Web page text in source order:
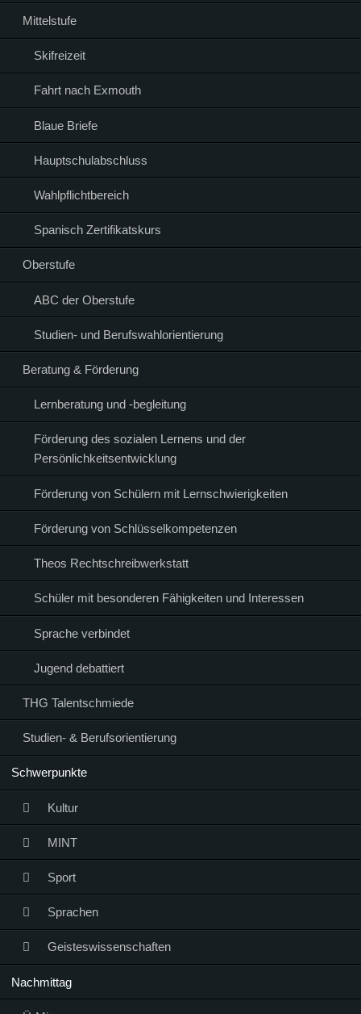
Mittelstufe
Skifreizeit
Fahrt nach Exmouth
Blaue Briefe
Hauptschulabschluss
Wahlpflichtbereich
Spanisch Zertifikatskurs
Oberstufe
ABC der Oberstufe
Studien- und Berufswahlorientierung
Beratung & Förderung
Lernberatung und -begleitung
Förderung des sozialen Lernens und der
Persönlichkeitsentwicklung
Förderung von Schülern mit Lernschwierigkeiten
Förderung von Schlüsselkompetenzen
Theos Rechtschreibwerkstatt
Schüler mit besonderen Fähigkeiten und Interessen
Sprache verbindet
Jugend debattiert
THG Talentschmiede
Studien- & Berufsorientierung
Schwerpunkte
Kultur
MINT
Sport
Sprachen
Geisteswissenschaften
Nachmittag